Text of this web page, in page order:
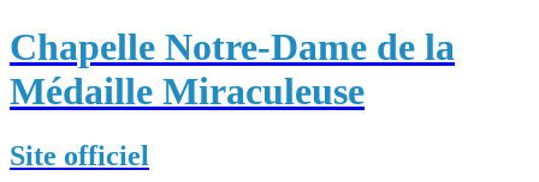
Chapelle Notre-Dame de la
Médaille Miraculeuse
Site officiel